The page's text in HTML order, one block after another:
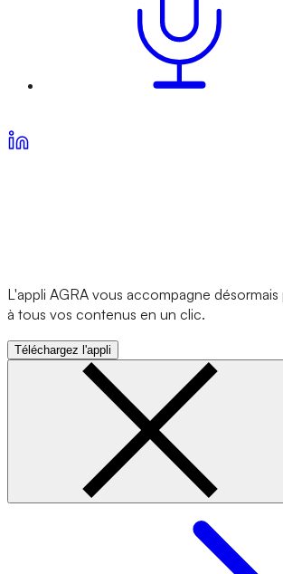
L'appli AGRA vous accompagne
à tous vos contenus en un clic.
Téléchargez l'appli